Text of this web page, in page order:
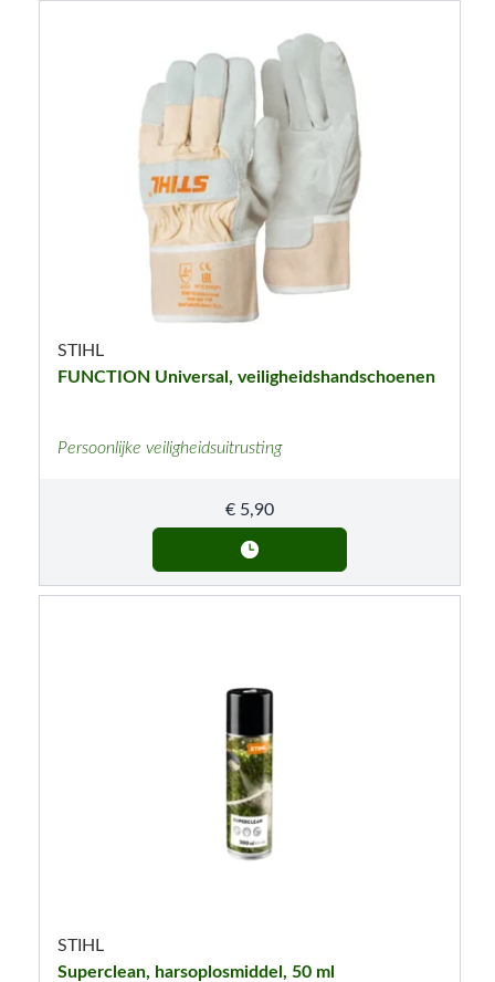
STIHL
FUNCTION Universal, veiligheidshandschoenen
Persoonlijke veiligheidsuitrusting
€ 5,90
STIHL
Superclean, harsoplosmiddel, 50 ml